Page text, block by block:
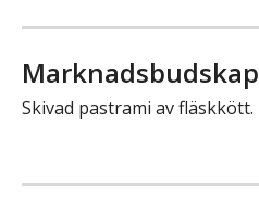
Marknadsbudskap
Skivad pastrami av fläskkött.